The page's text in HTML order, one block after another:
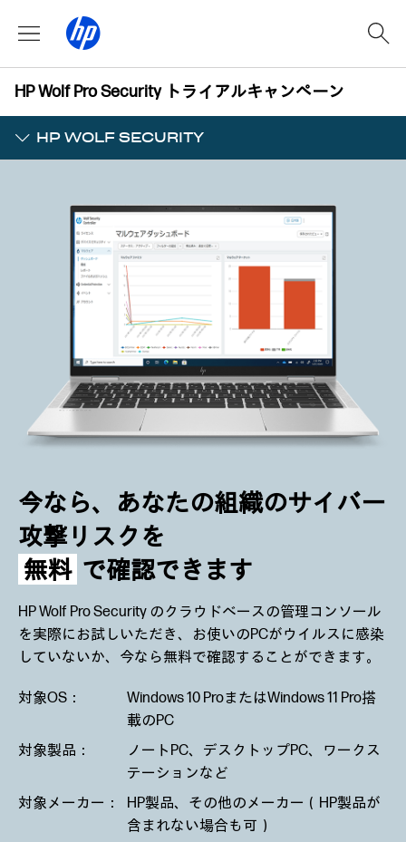
HP Wolf Pro Security トライアルキャンペーン
HP WOLF SECURITY
今なら、あなたの組織のサイバー
攻撃リスクを
無料 で確認できます
HP Wolf Pro Security のクラウドベースの管理コンソール
を実際にお試しいただき、お使いのPCがウイルスに感染
していないか、今なら無料で確認することができます。
対象OS：
Windows 10 ProまたはWindows 11 Pro搭
載のPC
対象製品：
ノートPC、デスクトップPC、ワークス
テーションなど
対象メーカー：
HP製品、その他のメーカー（HP製品が
含まれない場合も可）